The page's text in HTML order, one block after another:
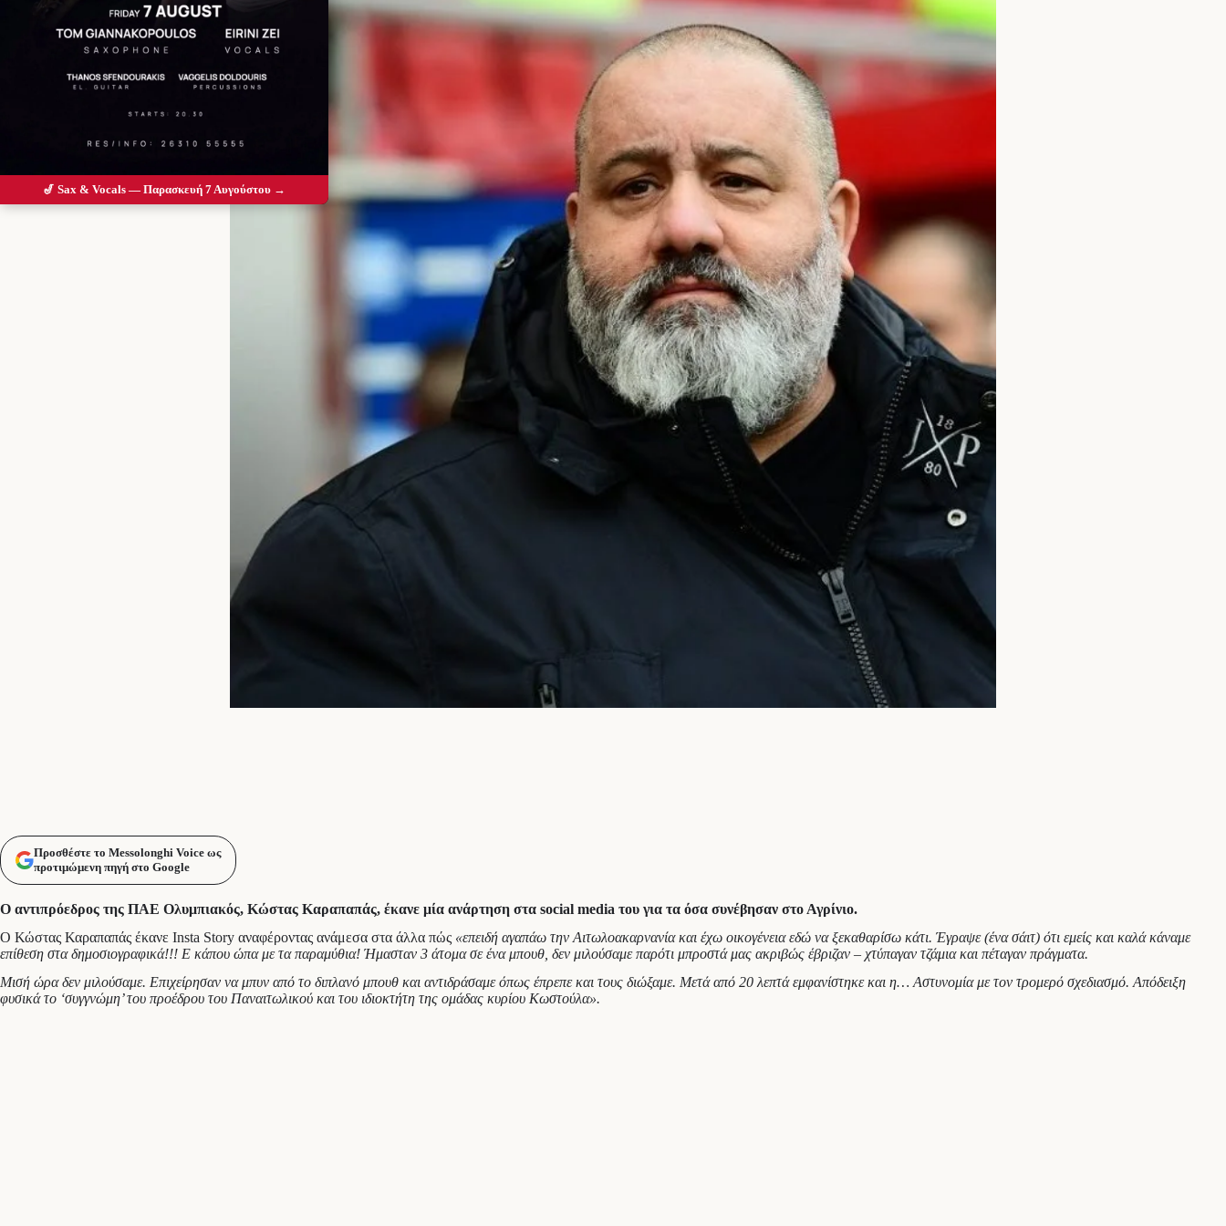
Προσθέστε το Messolonghi Voice ως
προτιμώμενη πηγή στο Google
Ο αντιπρόεδρος της ΠΑΕ Ολυμπιακός, Κώστας Καραπαπάς, έκανε μία ανάρτηση στα social media του για τα όσα συνέβησαν στο Αγρίνιο.
Ο Κώστας Καραπαπάς έκανε Insta Story αναφέροντας ανάμεσα στα άλλα πώς «επειδή αγαπάω την Αιτωλοακαρνανία και έχω οικογένεια εδώ να ξεκαθαρίσω κάτι. Έγραψε (ένα σάιτ) ότι εμείς και καλά κάναμε
επίθεση στα δημοσιογραφικά!!! Ε κάπου ώπα με τα παραμύθια! Ήμασταν 3 άτομα σε ένα μπουθ, δεν μιλούσαμε παρότι μπροστά μας ακριβώς έβριζαν – χτύπαγαν τζάμια και πέταγαν πράγματα.
Μισή ώρα δεν μιλούσαμε. Επιχείρησαν να μπυν από το διπλανό μπουθ και αντιδράσαμε όπως έπρεπε και τους διώξαμε. Μετά από 20 λεπτά εμφανίστηκε και η… Αστυνομία με τον τρομερό σχεδιασμό. Απόδειξη
φυσικά το ‘συγγνώμη’ του προέδρου του Παναιτωλικού και του ιδιοκτήτη της ομάδας κυρίου Κωστούλα».
🎷 Sax & Vocals — Παρασκευή 7 Αυγούστου →